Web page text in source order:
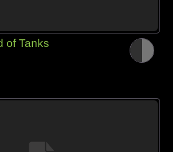
of Tanks